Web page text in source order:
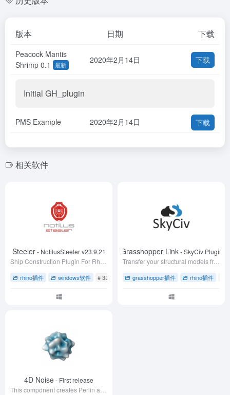
版本 日期 下载
Peacock Mantis
Shrimp 0.1
最新
2020年2月14日 下载
Initial GH_plugin
PMS Example 2020年2月14日 下载
相关软件
Steeler- NotilusSteeler v23.9.21 Rhino 6
rhino插件 windows软件 # 3D建模 # rhino犀牛软件 # 下载
SkyCiv Grasshopper Link- SkyCiv Plugin
grasshopper插件 rhino插件
4D Noise- First release